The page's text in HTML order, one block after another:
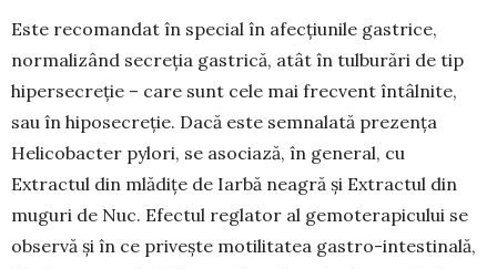
Este recomandat în special în afecțiunile gas­trice,
normalizând secreţia gastrică, atât în tulburări de tip
hipersecreție – care sunt cele mai frecvent întâlnite,
sau în hiposecreție. Dacă este semnalată prezența
Helico­bac­ter pylori, se asociază, în general, cu
Extractul din mlădițe de Iarbă neagră și Extractul din
muguri de Nuc. Efectul reglator al gemote­rapi­cului se
observă și în ce priveș­te motilitatea gastro-intestinală,